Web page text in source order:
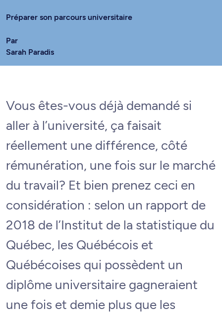
Préparer son parcours universitaire
Par
Sarah Paradis
Vous êtes-vous déjà demandé si
aller à l’université, ça faisait
réellement une différence, côté
rémunération, une fois sur le marché
du travail? Et bien prenez ceci en
considération : selon un rapport de
2018 de l’Institut de la statistique du
Québec, les Québécois et
Québécoises qui possèdent un
diplôme universitaire gagneraient
une fois et demie plus que les